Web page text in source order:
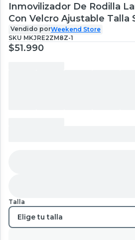
Inmovilizador De Rodilla
Con Velcro Ajustable Talla
Vendido porWeekend Store
SKU MKJRE2ZM8Z-1
$51.990
Talla